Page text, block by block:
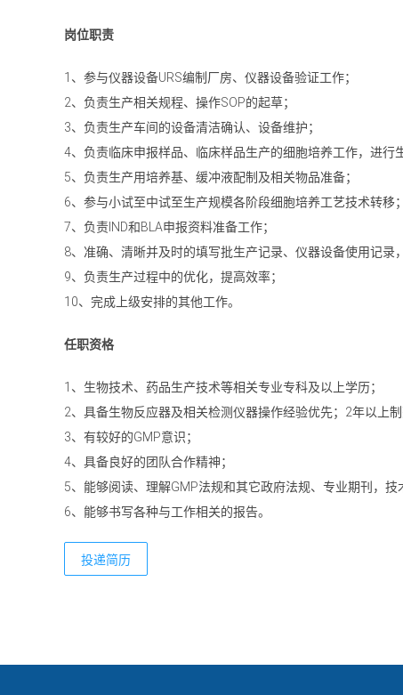
岗位职责
1、参与仪器设备URS编制厂房、仪器设备验证工作；
2、负责生产相关规程、操作SOP的起草；
3、负责生产车间的设备清洁确认、设备维护；
4、负责临床申报样品、临床样品生产的细胞培养工作，进行
5、负责生产用培养基、缓冲液配制及相关物品准备；
6、参与小试至中试至生产规模各阶段细胞培养工艺技术转移
7、负责IND和BLA申报资料准备工作；
8、准确、清晰并及时的填写批生产记录、仪器设备使用记录
9、负责生产过程中的优化，提高效率；
10、完成上级安排的其他工作。
任职资格
1、生物技术、药品生产技术等相关专业专科及以上学历；
2、具备生物反应器及相关检测仪器操作经验优先；2年以上
3、有较好的GMP意识；
4、具备良好的团队合作精神；
5、能够阅读、理解GMP法规和其它政府法规、专业期刊，技
6、能够书写各种与工作相关的报告。
投递简历